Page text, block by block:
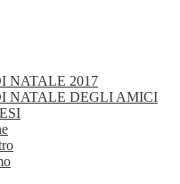
NATALE 2017
NATALE DEGLI AMICI